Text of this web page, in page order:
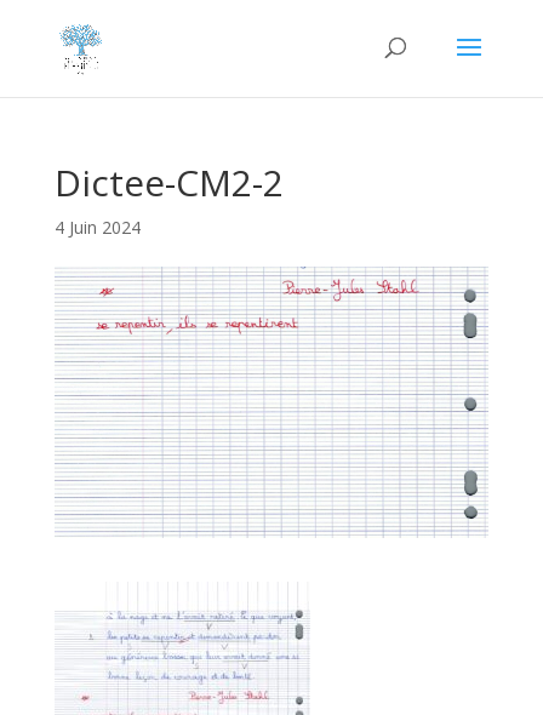
Dictee-CM2-2
4 Juin 2024